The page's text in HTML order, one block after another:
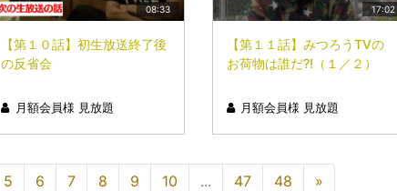
08:33
【第１０話】初生放送終了後
の反省会
月額会員様 見放題
17:02
【第１１話】みつろうTVの
お荷物は誰だ?!（１／２）
月額会員様 見放題
5 6 7 8 9 10 ... 47 48 »